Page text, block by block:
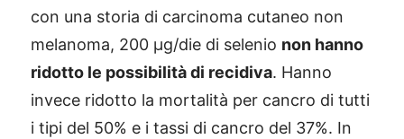
con una storia di carcinoma cutaneo non
melanoma, 200 µg/die di selenio non hanno
ridotto le possibilità di recidiva. Hanno
invece ridotto la mortalità per cancro di tutti
i tipi del 50% e i tassi di cancro del 37%. In